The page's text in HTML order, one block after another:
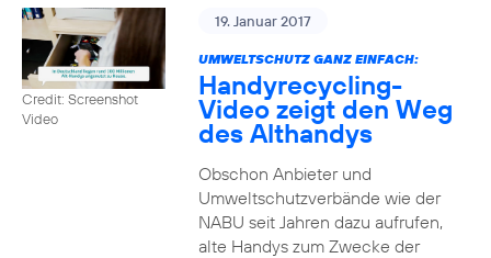
Credit: Screenshot
Video
19. Januar 2017
UMWELTSCHUTZ GANZ EINFACH:
Handyrecycling-
Video zeigt den Weg
des Althandys
Obschon Anbieter und
Umweltschutzverbände wie der
NABU seit Jahren dazu aufrufen,
alte Handys zum Zwecke der